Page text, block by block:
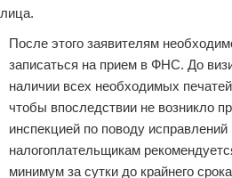
лица.
После этого заявителям
записаться на прием в ФНС. До
наличии всех необходимых
чтобы впоследствии не возникло
инспекцией по поводу
налогоплательщикам
минимум за сутки до крайнего